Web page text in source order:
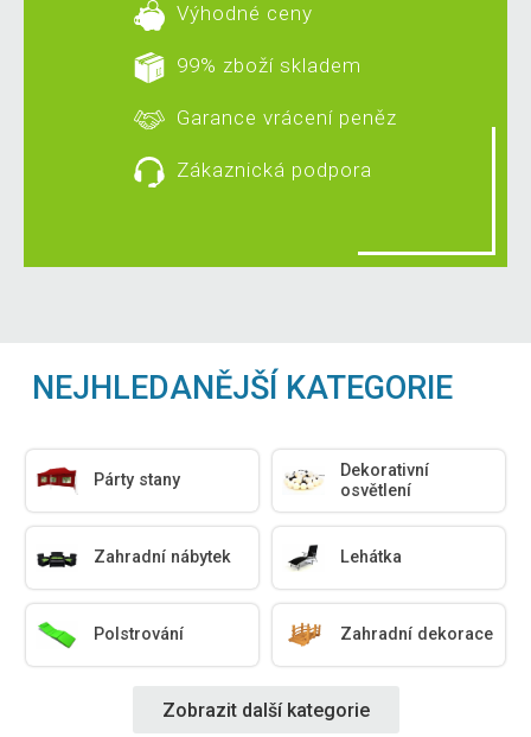
Výhodné ceny
99% zboží skladem
Garance vrácení peněz
Zákaznická podpora
NEJHLEDANĚJŠÍ KATEGORIE
Párty stany
Dekorativní
osvětlení
Zahradní nábytek Lehátka
Polstrování Zahradní dekorace
Zobrazit další kategorie